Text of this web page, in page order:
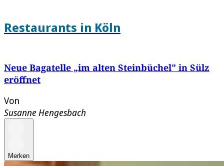
Restaurants in Köln
Neue Bagatelle „im alten Steinbüchel" in Sülz
eröffnet
Von
Susanne Hengesbach
Merken